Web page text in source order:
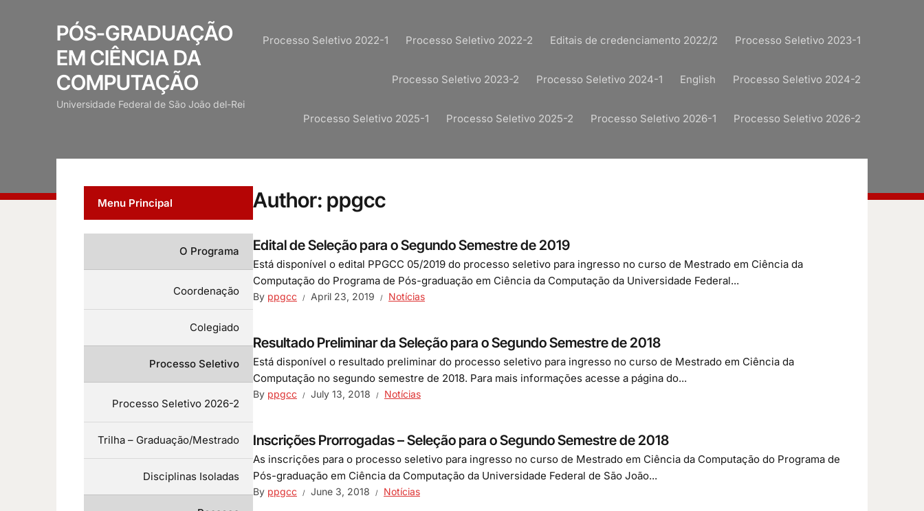
PÓS-GRADUAÇÃO
EM CIÊNCIA DA
COMPUTAÇÃO
Universidade Federal de São João del-Rei
Processo Seletivo 2022-1 Processo Seletivo 2022-2 Editais de credenciamento 2022/2 Processo Seletivo 2023-1
Processo Seletivo 2023-2 Processo Seletivo 2024-1 English Processo Seletivo 2024-2
Processo Seletivo 2025-1 Processo Seletivo 2025-2 Processo Seletivo 2026-1 Processo Seletivo 2026-2
Author: ppgcc
Edital de Seleção para o Segundo Semestre de 2019
Está disponível o edital PPGCC 05/2019 do processo seletivo para ingresso no curso de Mestrado em Ciência da
Computação do Programa de Pós-graduação em Ciência da Computação da Universidade Federal...
By ppgcc April 23, 2019 Notícias
Resultado Preliminar da Seleção para o Segundo Semestre de 2018
Está disponível o resultado preliminar do processo seletivo para ingresso no curso de Mestrado em Ciência da
Computação no segundo semestre de 2018. Para mais informações acesse a página do...
By ppgcc July 13, 2018 Notícias
Inscrições Prorrogadas – Seleção para o Segundo Semestre de 2018
As inscrições para o processo seletivo para ingresso no curso de Mestrado em Ciência da Computação do Programa de
Pós-graduação em Ciência da Computação da Universidade Federal de São João...
By ppgcc June 3, 2018 Notícias
Menu Principal
O Programa
Coordenação
Colegiado
Processo Seletivo
Processo Seletivo 2026-2
Trilha – Graduação/Mestrado
Disciplinas Isoladas